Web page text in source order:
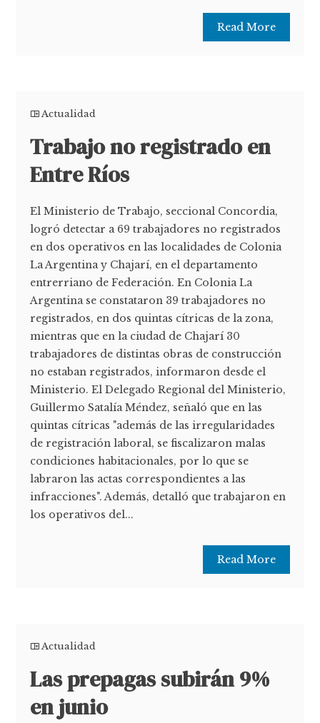
Read More
Actualidad
Trabajo no registrado en
Entre Ríos
El Ministerio de Trabajo, seccional Concordia,
logró detectar a 69 trabajadores no registrados
en dos operativos en las localidades de Colonia
La Argentina y Chajarí, en el departamento
entrerriano de Federación. En Colonia La
Argentina se constataron 39 trabajadores no
registrados, en dos quintas cítricas de la zona,
mientras que en la ciudad de Chajarí 30
trabajadores de distintas obras de construcción
no estaban registrados, informaron desde el
Ministerio. El Delegado Regional del Ministerio,
Guillermo Satalía Méndez, señaló que en las
quintas cítricas "además de las irregularidades
de registración laboral, se fiscalizaron malas
condiciones habitacionales, por lo que se
labraron las actas correspondientes a las
infracciones". Además, detalló que trabajaron en
los operativos del...
Read More
Actualidad
Las prepagas subirán 9%
en junio